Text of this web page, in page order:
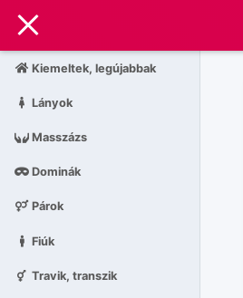
Kiemeltek, legújabbak
Lányok
Masszázs
Dominák
Párok
Fiúk
Travik, transzik